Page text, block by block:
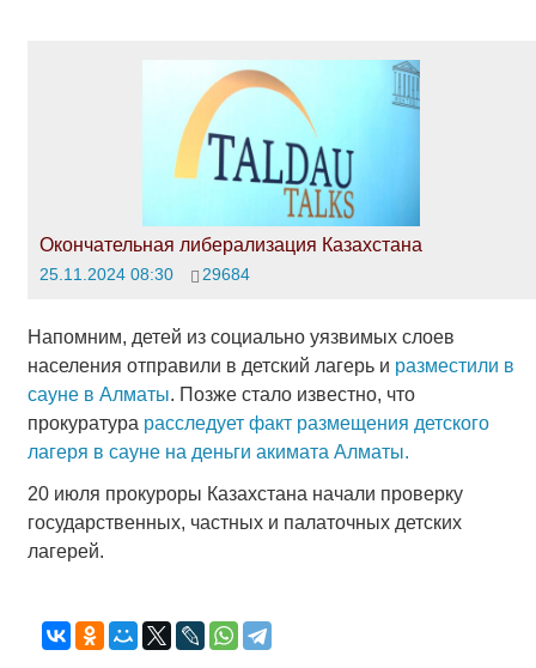
Окончательная либерализация Казахстана
25.11.2024 08:30 29684
Напомним, детей из социально уязвимых слоев
населения отправили в детский лагерь и разместили в
сауне в Алматы. Позже стало известно, что
прокуратура расследует факт размещения детского
лагеря в сауне на деньги акимата Алматы.
20 июля прокуроры Казахстана начали проверку
государственных, частных и палаточных детских
лагерей.